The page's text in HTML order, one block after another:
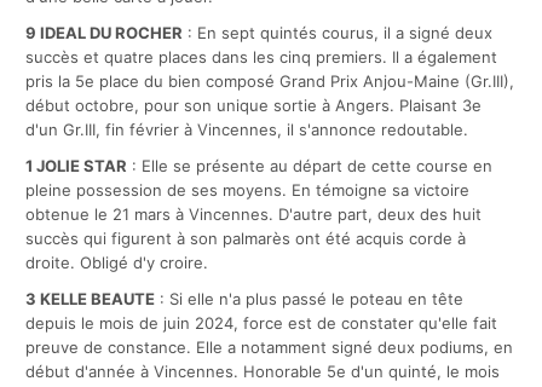
9 IDEAL DU ROCHER : En sept quintés courus, il a signé deux
succès et quatre places dans les cinq premiers. Il a également
pris la 5e place du bien composé Grand Prix Anjou-Maine (Gr.III),
début octobre, pour son unique sortie à Angers. Plaisant 3e
d'un Gr.III, fin février à Vincennes, il s'annonce redoutable.
1 JOLIE STAR : Elle se présente au départ de cette course en
pleine possession de ses moyens. En témoigne sa victoire
obtenue le 21 mars à Vincennes. D'autre part, deux des huit
succès qui figurent à son palmarès ont été acquis corde à
droite. Obligé d'y croire.
3 KELLE BEAUTE : Si elle n'a plus passé le poteau en tête
depuis le mois de juin 2024, force est de constater qu'elle fait
preuve de constance. Elle a notamment signé deux podiums, en
début d'année à Vincennes. Honorable 5e d'un quinté, le mois